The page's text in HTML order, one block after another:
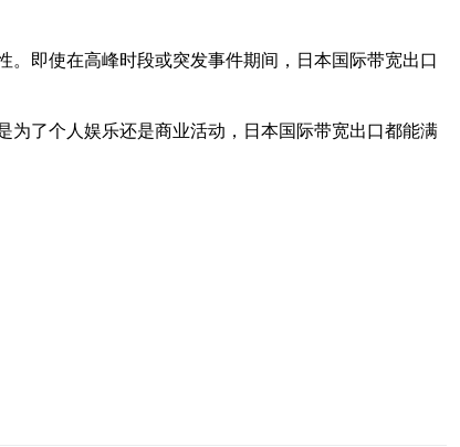
即使在高峰时段或突发事件期间，日本国际带宽出口
为了个人娱乐还是商业活动，日本国际带宽出口都能满